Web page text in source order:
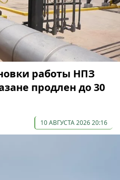
работы НПЗ
продлен до 30
10 АВГУСТА 2026 20:16